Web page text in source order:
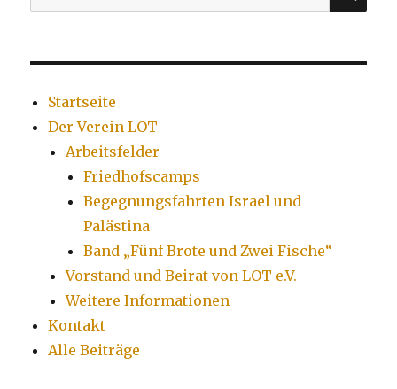
nach:
Startseite
Der Verein LOT
Arbeitsfelder
Friedhofscamps
Begegnungsfahrten Israel und
Palästina
Band „Fünf Brote und Zwei Fische“
Vorstand und Beirat von LOT e.V.
Weitere Informationen
Kontakt
Alle Beiträge